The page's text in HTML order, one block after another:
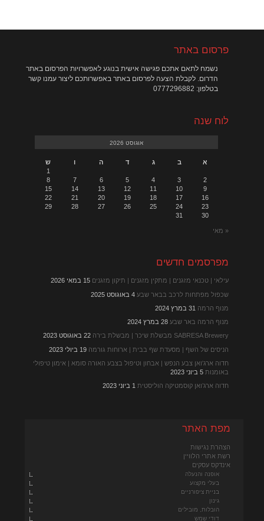
פרסום באתר
נשמח לתאם אתכם פגישה אישית בנוגע לאפשרויות הפרסום באתר
הדרום. לקבלת הצעה לפרסום באתר באפשרותכם ליצור עמנו קשר
בטלפון: 0777296882
לוח שנה
אוגוסט 2026
א ב ג ד ה ו
ש
1
2
3
4
5
6
7
8
9
10
11
12
13
14
15
16
17
18
19
20
21
22
23
24
25
26
27
28
29
30
31
« מאי
מפרסמים חדשים
עילאי | טכנאי מזגנים | מתקין מזגנים | תיקון מזגנים 15 במאי 2026
שכפול מפתחות לרכב בבאר שבע 4 באוגוסט 2025
מנוף הרמה 31 במרץ 2024
מנוף הרמה באר שבע 28 במרץ 2024
SABRESA Brewery מבשלת שיכר | מבשלת בירה
22 באוגוסט 2023
הניסים של השף | מסעדת שף בבית | ארוחות גורמה 19 ביולי 2023
חדוה ארג'ואן צבע הנפש | אבחון וטיפול בצבע האורה סומא | אימון טיפולי
באומנות 5 ביוני 2023
חדוה ארג’ואן קוסמטיקה הוליסטית 1 ביוני 2023
מפת האתר
הצהרת נגישות
רשת אתרי הלוויין
אינדקס עסקים
אופנה והנעלה
בעלי מקצוע
בניית ציפורניים
גינון
הובלות, מובילים
דודי שמש